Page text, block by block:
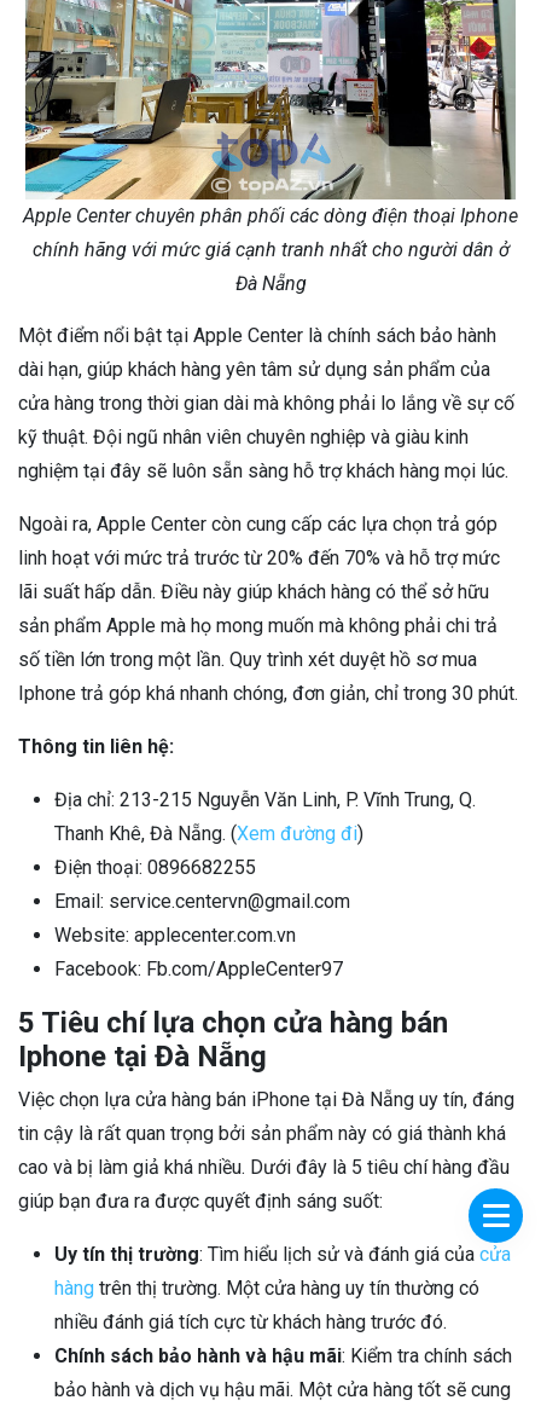
Apple Center chuyên phân phối các dòng điện thoại Iphone
chính hãng với mức giá cạnh tranh nhất cho người dân ở
Đà Nẵng
Một điểm nổi bật tại Apple Center là chính sách bảo hành
dài hạn, giúp khách hàng yên tâm sử dụng sản phẩm của
cửa hàng trong thời gian dài mà không phải lo lắng về sự cố
kỹ thuật. Đội ngũ nhân viên chuyên nghiệp và giàu kinh
nghiệm tại đây sẽ luôn sẵn sàng hỗ trợ khách hàng mọi lúc.
Ngoài ra, Apple Center còn cung cấp các lựa chọn trả góp
linh hoạt với mức trả trước từ 20% đến 70% và hỗ trợ mức
lãi suất hấp dẫn. Điều này giúp khách hàng có thể sở hữu
sản phẩm Apple mà họ mong muốn mà không phải chi trả
số tiền lớn trong một lần. Quy trình xét duyệt hồ sơ mua
Iphone trả góp khá nhanh chóng, đơn giản, chỉ trong 30 phút.
Thông tin liên hệ:
Địa chỉ: 213-215 Nguyễn Văn Linh, P. Vĩnh Trung, Q.
Thanh Khê, Đà Nẵng. (Xem đường đi)
Điện thoại: 0896682255
Email: service.centervn@gmail.com
Website: applecenter.com.vn
Facebook: Fb.com/AppleCenter97
5 Tiêu chí lựa chọn cửa hàng bán
Iphone tại Đà Nẵng
Việc chọn lựa cửa hàng bán iPhone tại Đà Nẵng uy tín, đáng
tin cậy là rất quan trọng bởi sản phẩm này có giá thành khá
cao và bị làm giả khá nhiều. Dưới đây là 5 tiêu chí hàng đầu
giúp bạn đưa ra được quyết định sáng suốt:
Uy tín thị trường: Tìm hiểu lịch sử và đánh giá của cửa
hàng trên thị trường. Một cửa hàng uy tín thường có
nhiều đánh giá tích cực từ khách hàng trước đó.
Chính sách bảo hành và hậu mãi: Kiểm tra chính sách
bảo hành và dịch vụ hậu mãi. Một cửa hàng tốt sẽ cung